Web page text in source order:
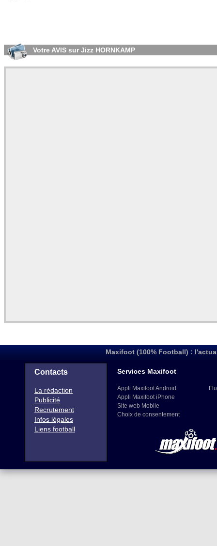
Votre AVIS sur Jizz HORNKAMP
Maxifoot (100% Football) :
Contacts
La rédaction
Publicité
Recrutement
Infos légales
Liens football
Services Maxifoot
Appli Maxifoot Android
Appli Maxifoot iPhone
Site web Mobile
Choix de consentement